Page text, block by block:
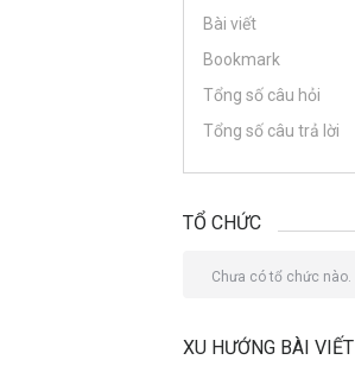
Bài viết
Bookmark
Tổng số câu hỏi
Tổng số câu trả lời
TỔ CHỨC
Chưa có tổ chức nào.
XU HƯỚNG BÀI VIẾT